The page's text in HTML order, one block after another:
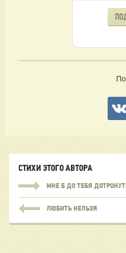
СТИХИ ЭТОГО АВТОРА
МНЕ Б ДО ТЕБЯ
ЛЮБИТЬ НЕЛЬЗЯ